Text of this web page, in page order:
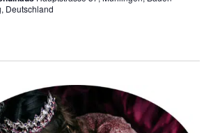
Deutschland